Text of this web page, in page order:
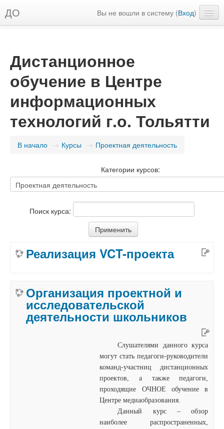
ДО Вы не вошли в систему (Вход)
Дистанционное
обучение в Центре
информационных
технологий г.о. Тольятти
В начало → Курсы → Проектная деятельность
Категории курсов:
Поиск курса:
Реализация VCT-проекта
Организация проектной и
исследовательской
деятельности школьников
Слушателями данного курса
могут стать педагоги-руководители
команд-участниц дистанционных
проектов, а также педагоги,
проходящие ОЧНОЕ обучение в
Центре медиаобразования.
Данный курс – обзор
наиболее распространенных,